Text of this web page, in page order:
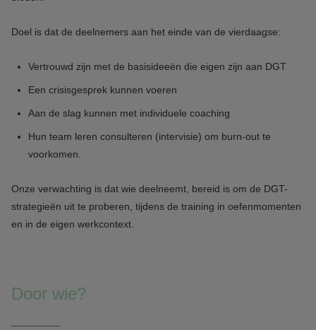
Doel is dat de deelnemers aan het einde van de vierdaagse:
Vertrouwd zijn met de basisideeën die eigen zijn aan DGT
Een crisisgesprek kunnen voeren
Aan de slag kunnen met individuele coaching
Hun team leren consulteren (intervisie) om burn-out te
voorkomen.
Onze verwachting is dat wie deelneemt, bereid is om de DGT-
strategieën uit te proberen, tijdens de training in oefenmomenten
en in de eigen werkcontext.
Door wie?